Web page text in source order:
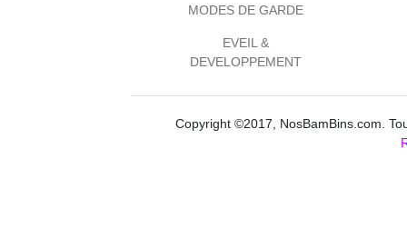
MODES DE GARDE
EVEIL &
DEVELOPPEMENT
Copyright ©2017, NosBamBins.com.